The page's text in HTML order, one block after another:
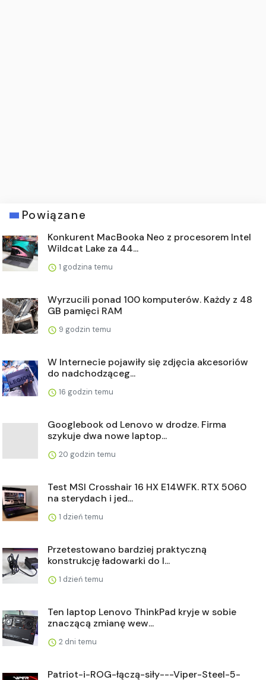
Powiązane
Konkurent MacBooka Neo z procesorem Intel
Wildcat Lake za 44...
1 godzina temu
Wyrzucili ponad 100 komputerów. Każdy z 48
GB pamięci RAM
9 godzin temu
W Internecie pojawiły się zdjęcia akcesoriów
do nadchodząceg...
16 godzin temu
Googlebook od Lenovo w drodze. Firma
szykuje dwa nowe laptop...
20 godzin temu
Test MSI Crosshair 16 HX E14WFK. RTX 5060
na sterydach i jed...
1 dzień temu
Przetestowano bardziej praktyczną
konstrukcję ładowarki do l...
1 dzień temu
Ten laptop Lenovo ThinkPad kryje w sobie
znaczącą zmianę wew...
2 dni temu
Patriot-i-ROG-łączą-siły---Viper-Steel-5-